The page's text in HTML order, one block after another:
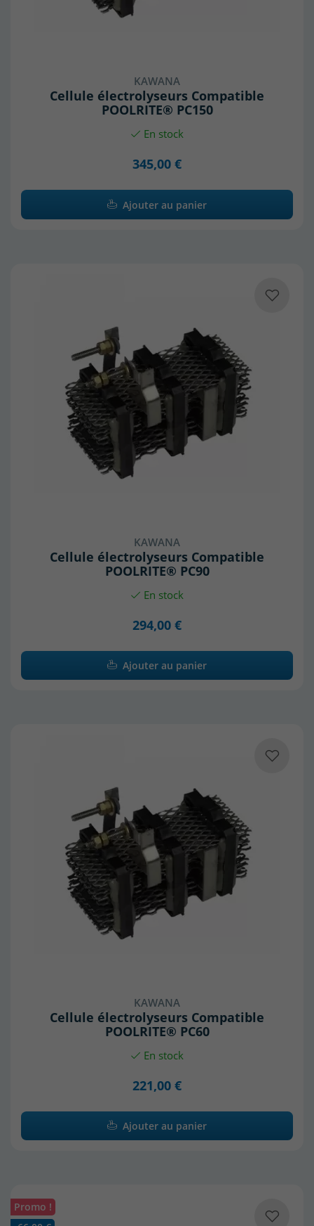
KAWANA
Cellule électrolyseurs Compatible
POOLRITE® PC150
En stock
345,00 €
Ajouter au panier
KAWANA
Cellule électrolyseurs Compatible
POOLRITE® PC90
En stock
294,00 €
Ajouter au panier
KAWANA
Cellule électrolyseurs Compatible
POOLRITE® PC60
En stock
221,00 €
Ajouter au panier
Promo !